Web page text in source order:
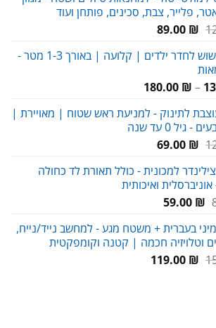
90.00 ₪.
69.00 ₪.
פלייר, צבת, סכינים, פותחן ועוד
המחיר
היה:
120.00 ₪.
89.00 ₪
המחיר
הוא:
כרית נחשוש לחדר ילדים | קלועה | באורך 1-3 מטר -
–
180.00 ₪
עד
לתינוק - למניעת ראש שטוח | מאויירת |
- גיל 0 עד שנה
המחיר
היה:
120.00 ₪.
69.00 ₪
המחיר
הוא:
69.00 ₪.
למכונית - כולל תאורת לד כחולה
ואיכותית
המחיר
היה:
80.00 ₪.
59.00 ₪
המחיר
הוא:
59.00 ₪.
בעברית + משטח מגע - למחשב נייד/נייח,
וטלויזיה חכמה | קטנה וקומפקטית
המחיר119.00 ₪
המחיר